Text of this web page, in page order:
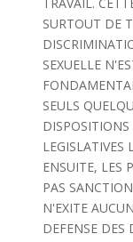
SURTOUT DE
SEXUELLE
SEULS
LEGISLATIVES
ENSUITE, LES
PAS
N'EXITE
DEFENSE DES